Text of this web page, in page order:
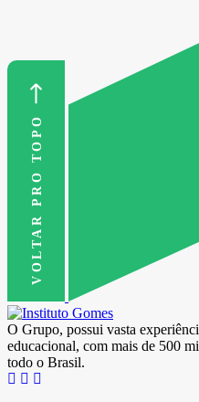
VOLTAR PRO TOPO
O Grupo, possui vasta
educacional, com mais de 500
todo o Brasil.